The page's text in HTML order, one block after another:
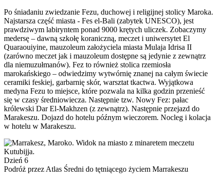
Po śniadaniu zwiedzanie Fezu, duchowej i religijnej stolicy Maroka.
Najstarsza część miasta - Fes el-Bali (zabytek UNESCO), jest
prawdziwym labiryntem ponad 9000 krętych uliczek. Zobaczymy
medersę – dawną szkołę koraniczną, meczet i uniwersytet El
Quaraouiyine, mauzoleum założyciela miasta Mulaja Idrisa II
(zarówno meczet jak i mauzoleum dostępne są jedynie z zewnątrz
dla niemuzułmanów). Fez to również stolica rzemiosła
marokańskiego – odwiedzimy wytwórnię znanej na całym świecie
ceramiki feskiej, garbarnię skór, warsztat tkactwa. Wyjątkowa
medyna Fezu to miejsce, które pozwala na kilka godzin przenieść
się w czasy średniowiecza. Następnie tzw. Nowy Fez: pałac
królewski Dar El-Makhzen (z zewnątrz). Następnie przejazd do
Marakeszu. Dojazd do hotelu późnym wieczorem. Nocleg i kolacja
w hotelu w Marakeszu.
Dzień 6
Podróż przez Atlas Średni do tętniącego życiem Marrakeszu